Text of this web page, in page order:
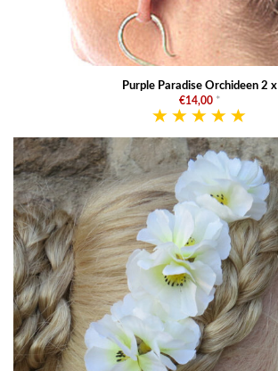
Purple Paradise Orchideen 2 x
€14,00 *